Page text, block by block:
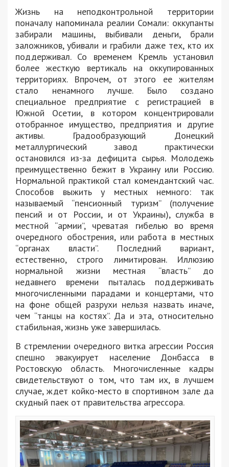
Жизнь на неподконтрольной территории
поначалу напоминала реалии Сомали: оккупанты
забирали машины, выбивали деньги, брали
заложников, убивали и грабили даже тех, кто их
поддерживал. Со временем Кремль установил
более жесткую вертикаль на оккупированных
территориях. Впрочем, от этого ее жителям
стало ненамного лучше. Было создано
специальное предприятие с регистрацией в
Южной Осетии, в котором концентрировали
отобранное имущество, предприятия и другие
активы. Градообразующий Донецкий
металлургический завод практически
остановился из-за дефицита сырья. Молодежь
преимущественно бежит в Украину или Россию.
Нормальной практикой стал комендантский час.
Способов выжить у местных немного: так
называемый “пенсионный туризм” (получение
пенсий и от России, и от Украины), служба в
местной “армии”, чреватая гибелью во время
очередного обострения, или работа в местных
“органах власти”. Последний вариант,
естественно, строго лимитирован. Иллюзию
нормальной жизни местная “власть” до
недавнего времени пыталась поддерживать
многочисленными парадами и концертами, что
на фоне общей разрухи нельзя назвать иначе,
чем “танцы на костях”. Да и эта, относительно
стабильная, жизнь уже завершилась.
В стремлении очередного витка агрессии Россия
спешно эвакуирует население Донбасса в
Ростовскую область. Многочисленные кадры
свидетельствуют о том, что там их, в лучшем
случае, ждет койко-место в спортивном зале да
скудный паек от правительства агрессора.